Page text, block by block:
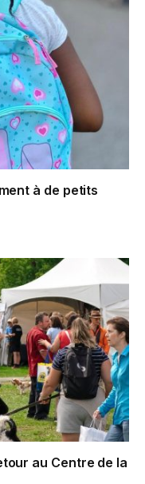
à de petits
au Centre de la